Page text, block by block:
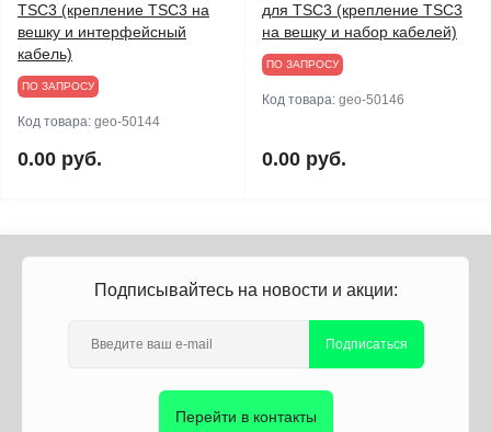
TSC3 (крепление TSC3 на
вешку и интерфейсный
кабель)
ПО ЗАПРОСУ
Код товара: geo-50144
0.00 руб.
для TSC3 (крепление TSC3
на вешку и набор кабелей)
ПО ЗАПРОСУ
Код товара: geo-50146
0.00 руб.
Подписывайтесь на новости и акции:
Подписаться
Перейти в контакты